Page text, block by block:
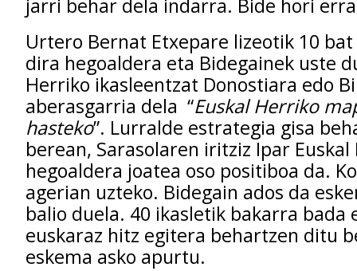
jarri behar dela indarra. Bide hori
Urtero Bernat Etxepare lizeotik 10
dira hegoaldera eta Bidegainek uste
Herriko ikasleentzat Donostiara edo
aberasgarria dela “Euskal Herriko
hasteko”. Lurralde estrategia gisa
berean, Sarasolaren iritziz Ipar
hegoaldera joatea oso positiboa da.
agerian uzteko. Bidegain ados da
balio duela. 40 ikasletik bakarra bada
euskaraz hitz egitera behartzen ditu
eskema asko apurtu.